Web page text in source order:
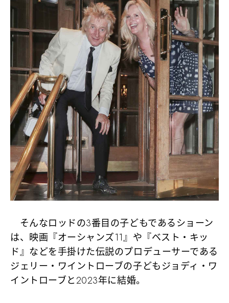
そんなロッドの3番目の子どもであるショーン
は、映画『オーシャンズ11』や『ベスト・キッ
ド』などを手掛けた伝説のプロデューサーである
ジェリー・ワイントローブの子どもジョディ・ワ
イントローブと2023年に結婚。